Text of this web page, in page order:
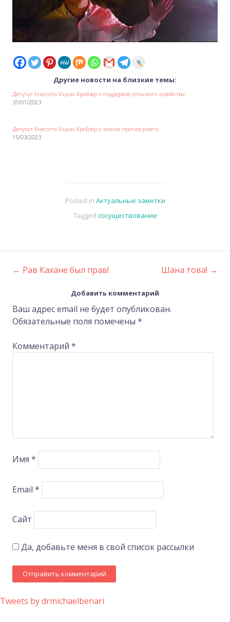
Другие новости на близкие темы:
Депутат Кнессета Ицхак Кройзер о поддержке сельского хозяйства
31/01/2023
Депутат Кнессета Ицхак Кройзер о законе против рэкета
15/03/2023
Posted in Актуальные заметки
Tagged сосуществование
Post
navigation
← Рав Кахане был прав! Шана това! →
Добавить комментарий
Ваш адрес email не будет опубликован.
Обязательные поля помечены *
Комментарий *
Имя *
Email *
Сайт
Да, добавьте меня в свой список рассылки
Tweets by drmichaelbenari